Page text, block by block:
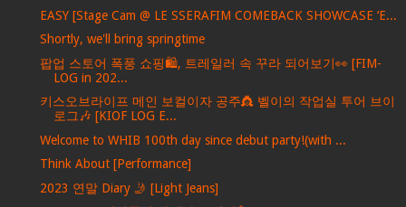
EASY [Stage Cam @ LE SSERAFIM COMEBACK SHOWCASE ‘E...
Shortly, we'll bring springtime
팝업 스토어 폭풍 쇼핑🛍️, 트레일러 속 꾸라 되어보기👀 [FIM-
LOG in 202...
키스오브라이프 메인 보컬이자 공주👸 벨이의 작업실 투어 브이
로그🎶 [KIOF LOG E...
Welcome to WHIB 100th day since debut party!(with ...
Think About [Performance]
2023 연말 Diary 🤳 [Light Jeans]